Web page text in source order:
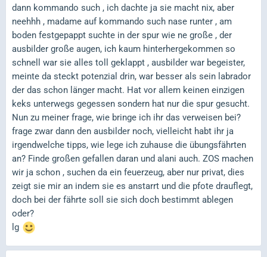
dann kommando such , ich dachte ja sie macht nix, aber
neehhh , madame auf kommando such nase runter , am
boden festgepappt suchte in der spur wie ne große , der
ausbilder große augen, ich kaum hinterhergekommen so
schnell war sie alles toll geklappt , ausbilder war begeister,
meinte da steckt potenzial drin, war besser als sein labrador
der das schon länger macht. Hat vor allem keinen einzigen
keks unterwegs gegessen sondern hat nur die spur gesucht.
Nun zu meiner frage, wie bringe ich ihr das verweisen bei?
frage zwar dann den ausbilder noch, vielleicht habt ihr ja
irgendwelche tipps, wie lege ich zuhause die übungsfährten
an? Finde großen gefallen daran und alani auch. ZOS machen
wir ja schon , suchen da ein feuerzeug, aber nur privat, dies
zeigt sie mir an indem sie es anstarrt und die pfote drauflegt,
doch bei der fährte soll sie sich doch bestimmt ablegen
oder?
lg